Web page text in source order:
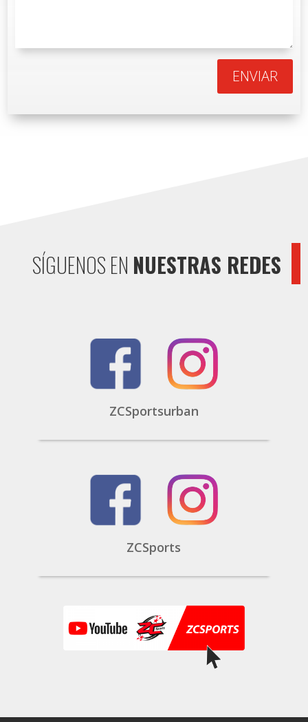
ENVIAR
SÍGUENOS EN NUESTRAS REDES
ZCSportsurban
ZCSports